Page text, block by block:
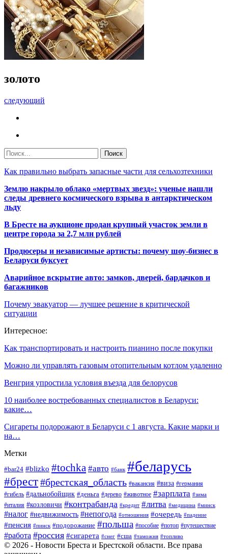
золото
следующий
Как правильно выбрать запасные части для сельхозтехники
Землю накрыло облако «мертвых звезд»: ученые нашли
следы древнего космического взрыва в антарктическом
льду
В Бресте на аукционе продан крупный участок земли в
центре города за 2,7 млн рублей
Продюсеры и независимые артисты: почему шоу-бизнес в
Беларуси буксует
Аварийное вскрытие авто: замков, дверей, бардачков и
багажников
Почему эвакуатор — лучшее решение в критической
ситуации
Интересное:
Как транспортировать и настроить пианино после покупки
Можно ли управлять газовым отопительным котлом удаленно
Венгрия упростила условия въезда для белорусов
10 наиболее востребованных специалистов в Беларуси:
какие…
Сигареты подорожают в Беларуси с 1 августа. Какие марки и
на…
Метки
#bar24 #blizko #tochka #авто #банк #беларусь
#брест#брестская_область #вакансия #виза #германия
#гибель #дальнобойщик #деньга #дерево #животное #зарплата #зима
#италия #козловичи #контрабанда #кредит #литва #медицина #минск
#налог #недвижимость #непогода #отношения #очередь #падение
#пенсия #пинск #подорожание #польша #пособие #потоп #путешествие
#работа #россия #сигарета #снег #сша #таможня #топливо
© 2026 - Новости Бреста и Брестской области. Все права